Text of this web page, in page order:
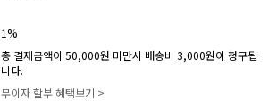
1%
총 결제금액이 50,000원 미만시 배송비 3,000원이 청구됩
니다.
무이자 할부 혜택보기 >